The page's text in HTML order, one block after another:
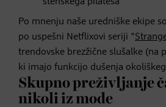
Po mnenju naše uredniške ekipe
po uspešni Netflixovi seriji "
trendovske brezžične slušalke (na
ki imajo funkcijo dušenja
Skupno preživljanje
nikoli iz mode